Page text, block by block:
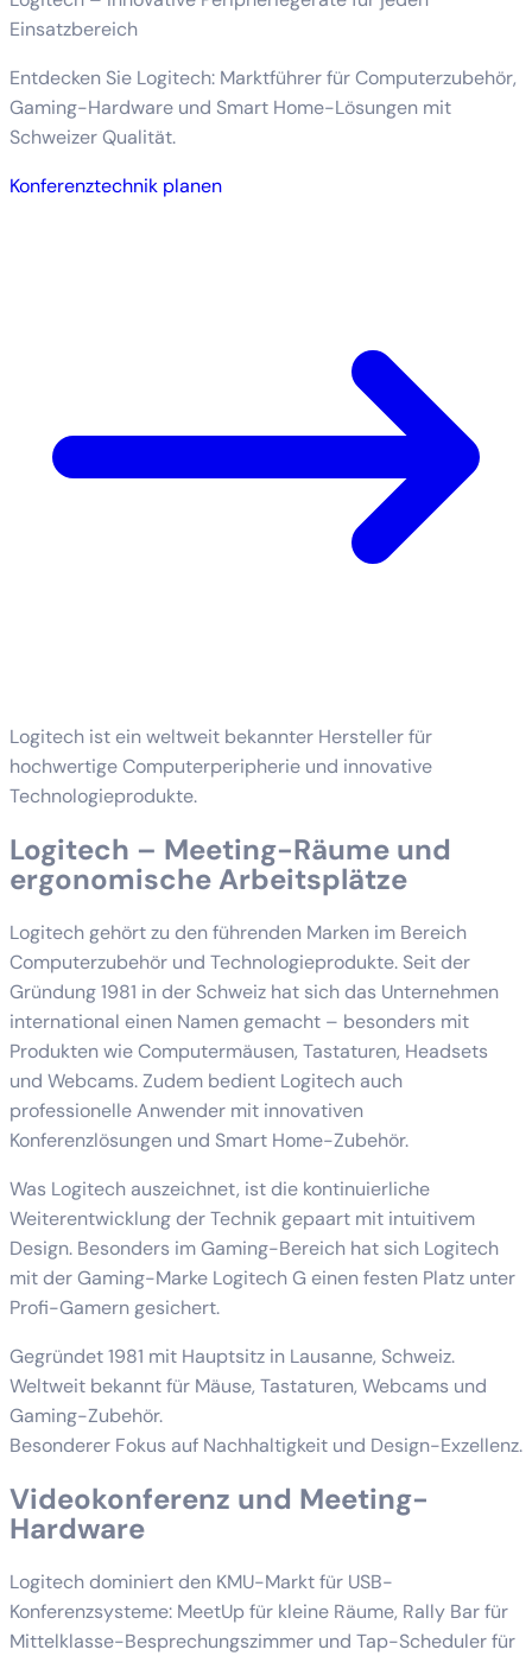
Einsatzbereich
Entdecken Sie Logitech: Marktführer für Computerzubehör,
Gaming-Hardware und Smart Home-Lösungen mit
Schweizer Qualität.
Konferenztechnik planen
Logitech ist ein weltweit bekannter Hersteller für
hochwertige Computerperipherie und innovative
Technologieprodukte.
Logitech – Meeting-Räume und
ergonomische Arbeitsplätze
Logitech gehört zu den führenden Marken im Bereich
Computerzubehör und Technologieprodukte. Seit der
Gründung 1981 in der Schweiz hat sich das Unternehmen
international einen Namen gemacht – besonders mit
Produkten wie Computermäusen, Tastaturen, Headsets
und Webcams. Zudem bedient Logitech auch
professionelle Anwender mit innovativen
Konferenzlösungen und Smart Home-Zubehör.
Was Logitech auszeichnet, ist die kontinuierliche
Weiterentwicklung der Technik gepaart mit intuitivem
Design. Besonders im Gaming-Bereich hat sich Logitech
mit der Gaming-Marke Logitech G einen festen Platz unter
Profi-Gamern gesichert.
Gegründet 1981 mit Hauptsitz in Lausanne, Schweiz.
Weltweit bekannt für Mäuse, Tastaturen, Webcams und
Gaming-Zubehör.
Besonderer Fokus auf Nachhaltigkeit und Design-Exzellenz.
Videokonferenz und Meeting-
Hardware
Logitech dominiert den KMU-Markt für USB-
Konferenzsysteme: MeetUp für kleine Räume, Rally Bar für
Mittelklasse-Besprechungszimmer und Tap-Scheduler für